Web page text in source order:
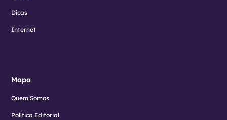
Dicas
Internet
Mapa
Quem Somos
Política Editorial